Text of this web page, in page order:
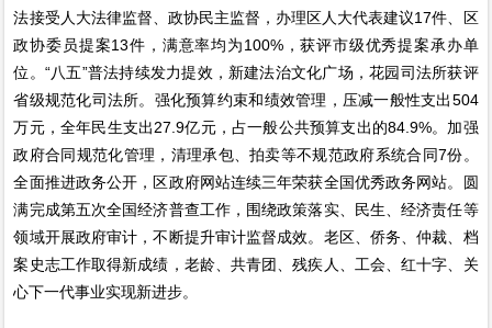
法接受人大法律监督、政协民主监督，办理区人大代表建议17件、区
政协委员提案13件，满意率均为100%，获评市级优秀提案承办单
位。“八五”普法持续发力提效，新建法治文化广场，花园司法所获评
省级规范化司法所。强化预算约束和绩效管理，压减一般性支出504
万元，全年民生支出27.9亿元，占一般公共预算支出的84.9%。加强
政府合同规范化管理，清理承包、拍卖等不规范政府系统合同7份。
全面推进政务公开，区政府网站连续三年荣获全国优秀政务网站。圆
满完成第五次全国经济普查工作，围绕政策落实、民生、经济责任等
领域开展政府审计，不断提升审计监督成效。老区、侨务、仲裁、档
案史志工作取得新成绩，老龄、共青团、残疾人、工会、红十字、关
心下一代事业实现新进步。